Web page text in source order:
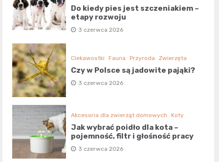
Do kiedy pies jest szczeniakiem –
etapy rozwoju
3 czerwca 2026
Ciekawostki Fauna Przyroda Zwierzęta
Czy w Polsce są jadowite pająki?
3 czerwca 2026
Akcesoria dla zwierząt domowych Koty
Jak wybrać poidło dla kota –
pojemność, filtr i głośność pracy
3 czerwca 2026